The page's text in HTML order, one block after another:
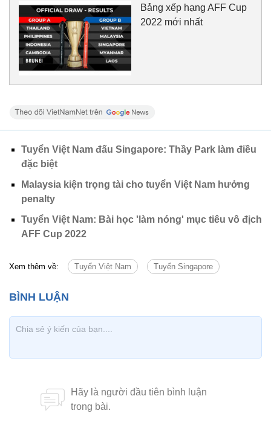
Bảng xếp hạng AFF Cup
2022 mới nhất
Tuyển Việt Nam đấu Singapore: Thầy Park làm điều
đặc biệt
Malaysia kiện trọng tài cho tuyển Việt Nam hưởng
penalty
Tuyển Việt Nam: Bài học 'làm nóng' mục tiêu vô địch
AFF Cup 2022
Xem thêm về: Tuyển Việt Nam Tuyển Singapore